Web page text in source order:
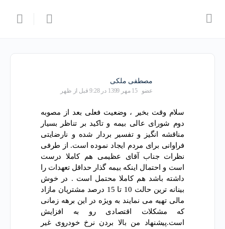
مصطفی ملکی
عضو 15 مهر 1399 در 9:28 قبل از ظهر
سلام وقت بخیر ، وضعیت فعلی بعد از مصوبه
دوم شورای عالی بیمه و تاکید بر تناظر بسیار
مناقشه انگیز و تفسیر بردار شده و نارضایتی
فراوانی برای مردم ایجاد نموده است. از طرفی
نظرات جناب آقای عظیمی هم کاملا درست
است و احتمال اینکه بیمه گذار حداقل تعهدات را
داشته باشد هم کاملا محتمل است . در خوش
بینانه ترین حالت 10 تا 15 درصد مشتریان مازاد
مالی تهیه می نمایند به ویژه در این برهه زمانی
که مشکلات اقتصادی رو به افزایش
است.پیشنهاد من بالا بردن نرخ خودروی غیر